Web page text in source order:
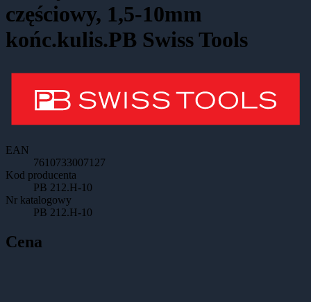
częściowy, 1,5-10mm
końc.kulis.PB Swiss Tools
EAN
7610733007127
Kod producenta
PB 212.H-10
Nr katalogowy
PB 212.H-10
Cena